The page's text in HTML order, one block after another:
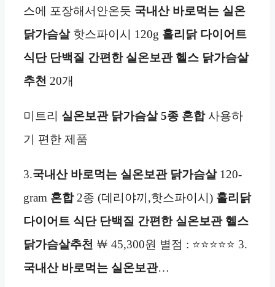
스에 포장해서안온듯 국내산 바로먹는 실온
닭가슴살핫스파이시 120g 홀리닭 다이어트
식단 단백질 간편한 실온보관 헬스 닭가슴살
추천 20개
미트리 실온보관 닭가슴살 5종 혼합사용하
기 편한 제품
3.국내산 바로먹는 실온보관 닭가슴살120-
gram 혼합2종 (데리야끼,핫스파이시) 홀리닭
다이어트 식단 단백질 간편한 실온보관 헬스
닭가슴살추천 ￦ 45,300원 별점 : ⭐⭐⭐⭐⭐ 3.
국내산 바로먹는 실온보관…